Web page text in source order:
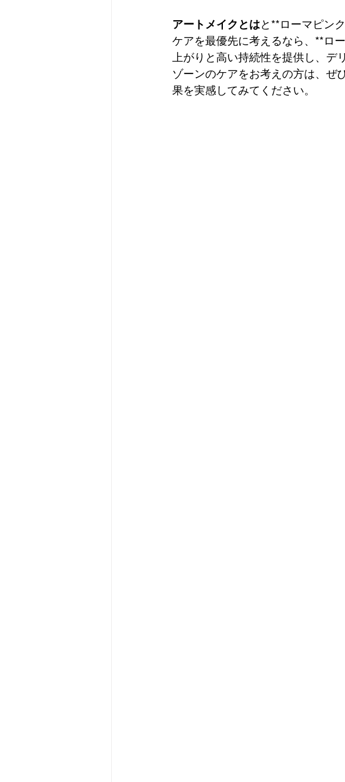
アートメイクとはと**ローマピン
ケアを最優先に考えるなら、**ロ
上がりと高い持続性を提供し、
ゾーンのケアをお考えの方は、ぜ
果を実感してみてください。